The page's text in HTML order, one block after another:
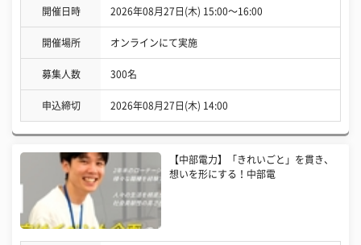
開催日時 2026年08月27日(木) 15:00〜16:00
開催場所 オンラインにて実施
募集人数 300名
申込締切 2026年08月27日(木) 14:00
【中部電力】「きれいごと」を貫き、
想いを形にする！中部電